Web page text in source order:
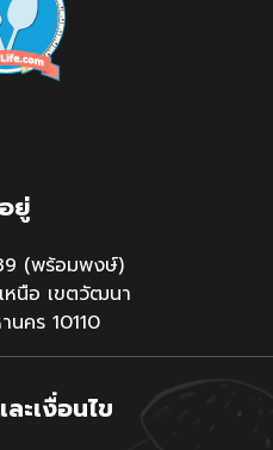
ยู่
(พร้อมพงษ์)
หนือ เขตวัฒนา
นคร 10110
ะเงื่อนไข